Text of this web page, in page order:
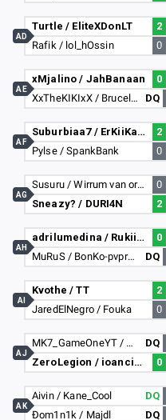
Turtle / EliteXDonLT
2
Rafik / lol_hOssin
0
AD
xMjalino / JahBanaan
0
XxTheKIKIxX / Bruceluis
DQ
AE
Suburbiaa7 / ErKiiKazZ
2
Pylse / SpankBank
0
AF
Susuru / Wirrum van oranje
0
Sneazy? / DURI4N
2
AG
adrilumedina / Rukii90
0
MuRuS / BonKo-pvpro.com
DQ
AH
Kvothe / TT
2
JaredElNegro / Fouka
0
AI
MK7_GameOneYT / NaKhrr_9266
DQ
ZeroLegion / ioancido
0
AJ
Aivin / Kane_Cool
DQ
Đom1n1k / Majdl
DQ
AK